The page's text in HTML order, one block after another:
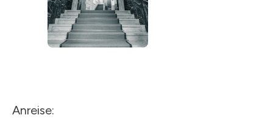
Anreise: